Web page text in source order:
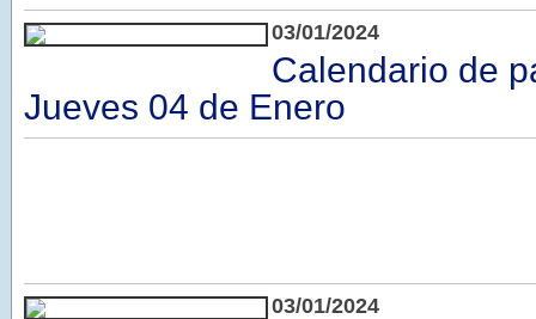
03/01/2024
Calendario de
Jueves 04 de Enero
03/01/2024